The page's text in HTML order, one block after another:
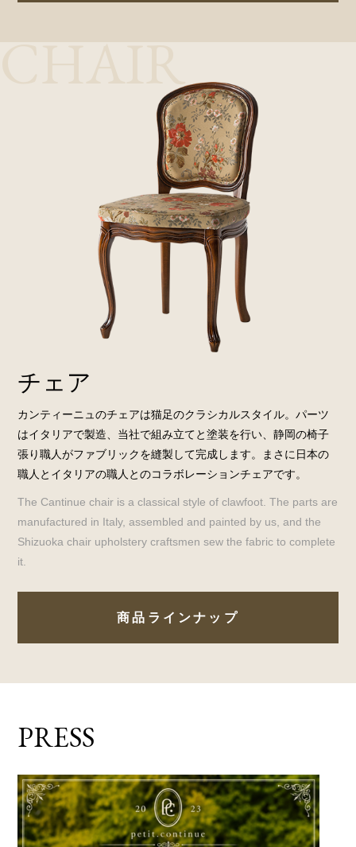
チェア
カンティーニュのチェアは猫足のクラシカルスタイル。パーツ
はイタリアで製造、当社で組み立てと塗装を行い、静岡の椅子
張り職人がファブリックを縫製して完成します。まさに日本の
職人とイタリアの職人とのコラボレーションチェアです。
The Cantinue chair is a classical style of clawfoot. The parts are
manufactured in Italy, assembled and painted by us, and the
Shizuoka chair upholstery craftsmen sew the fabric to complete
it.
商品ラインナップ
PRESS